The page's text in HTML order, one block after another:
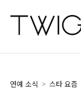
연예 소식 > 스타 요즘